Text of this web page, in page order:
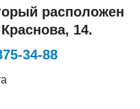
расположен
14.
34-88